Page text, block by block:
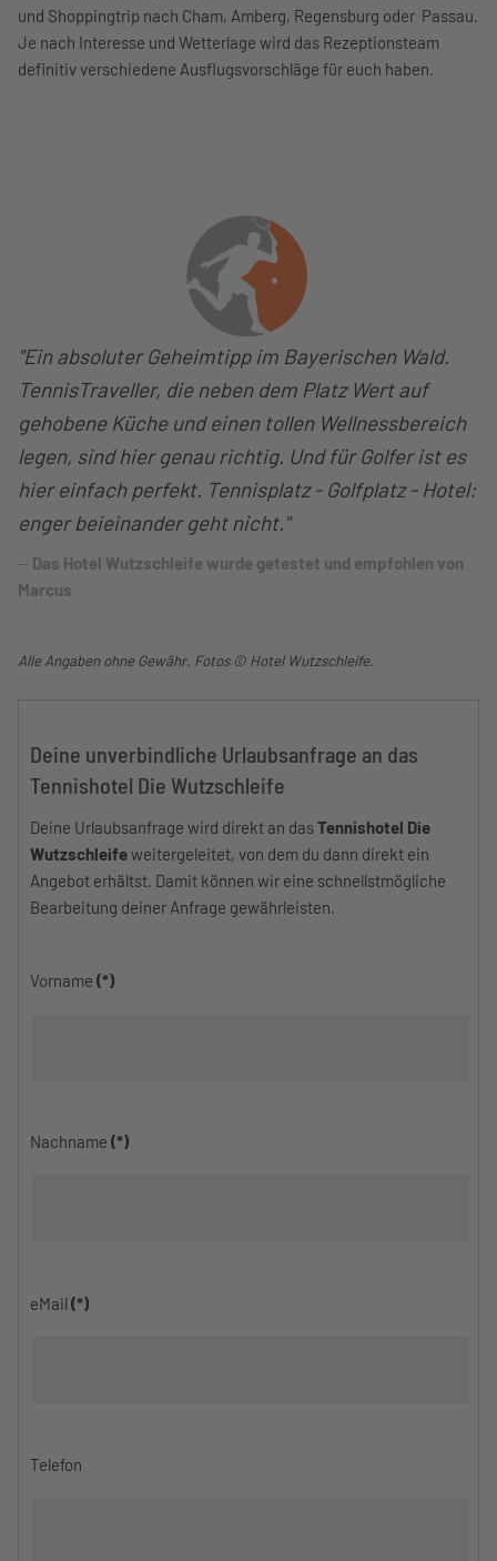
und Shoppingtrip nach Cham, Amberg, Regensburg oder Passau.
Je nach Interesse und Wetterlage wird das Rezeptionsteam
definitiv verschiedene Ausflugsvorschläge für euch haben.
"Ein absoluter Geheimtipp im Bayerischen Wald.
TennisTraveller, die neben dem Platz Wert auf
gehobene Küche und einen tollen Wellnessbereich
legen, sind hier genau richtig. Und für Golfer ist es
hier einfach perfekt. Tennisplatz - Golfplatz - Hotel:
enger beieinander geht nicht."
Das Hotel Wutzschleife wurde getestet und empfohlen von
Marcus
Alle Angaben ohne Gewähr. Fotos © Hotel Wutzschleife.
Deine unverbindliche Urlaubsanfrage an das
Tennishotel Die Wutzschleife
Deine Urlaubsanfrage wird direkt an dasTennishotel Die
Wutzschleifeweitergeleitet, von dem du dann direkt ein
Angebot erhältst. Damit können wir eine schnellstmögliche
Bearbeitung deiner Anfrage gewährleisten.
Vorname (*)
Nachname (*)
eMail (*)
Telefon